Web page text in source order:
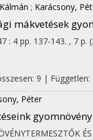
; Karácsony,
mákvetések
: 4 pp. 137-143. , 7 p.
9 |
Péter